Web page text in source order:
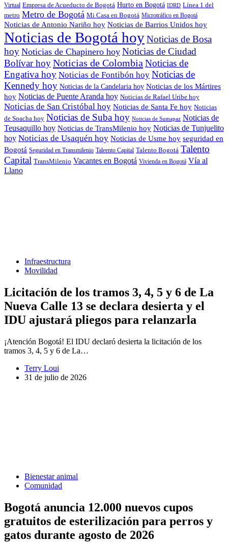
Virtual Empresa de Acueducto de Bogotá Hurto en Bogotá IDRD Línea 1 del
metro Metro de Bogotá Mi Casa en Bogotá Microtráfico en Bogotá
Noticias de Antonio Nariño hoy Noticias de Barrios Unidos hoy
Noticias de Bogotá hoyNoticias de Bosa
hoy Noticias de Chapinero hoy Noticias de Ciudad
Bolívar hoyNoticias de Colombia Noticias de
Engativa hoy Noticias de Fontibón hoy Noticias de
Kennedy hoy Noticias de la Candelaria hoy Noticias de los Mártires
hoy Noticias de Puente Aranda hoy Noticias de Rafael Uribe hoy
Noticias de San Cristóbal hoy Noticias de Santa Fe hoy Noticias
de Soacha hoy Noticias de Suba hoy Noticias de Sumapaz Noticias de
Teusaquillo hoy Noticias de TransMilenio hoy Noticias de Tunjuelito
hoy Noticias de Usaquén hoy Noticias de Usme hoy seguridad en
Bogotá Seguridad en Transmilenio Taleento Capital Talento Bogotá Talento
Capital TransMilenio Vacantes en Bogotá Vivienda en Bogotá Vía al
Llano
Infraestructura
Movilidad
Licitación de los tramos 3, 4, 5 y 6 de La
Nueva Calle 13 se declara desierta y el
IDU ajustará pliegos para relanzarla
¡Atención Bogotá! El IDU declaró desierta la licitación de los
tramos 3, 4, 5 y 6 de La…
Terry Loui
31 de julio de 2026
Bienestar animal
Comunidad
Bogotá anuncia 12.000 nuevos cupos
gratuitos de esterilización para perros y
gatos durante agosto de 2026